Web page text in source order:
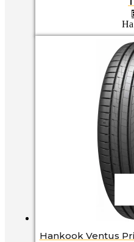
На
Hankook Ventus